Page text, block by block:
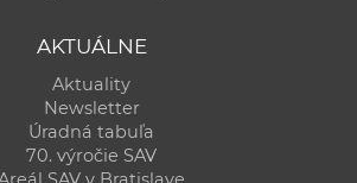
AKTUÁLNE
Aktuality
Newsletter
Úradná tabuľa
70. výročie SAV